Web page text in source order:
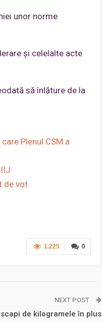
unor norme
şi celelalte acte
să înlăture de la
Plenul CSM a
de vot
0
1.225
NEXT POST
de kilogramele în plus